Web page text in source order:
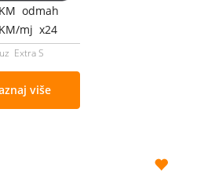
KM odmah
KM/mj x24
uz Extra S
više